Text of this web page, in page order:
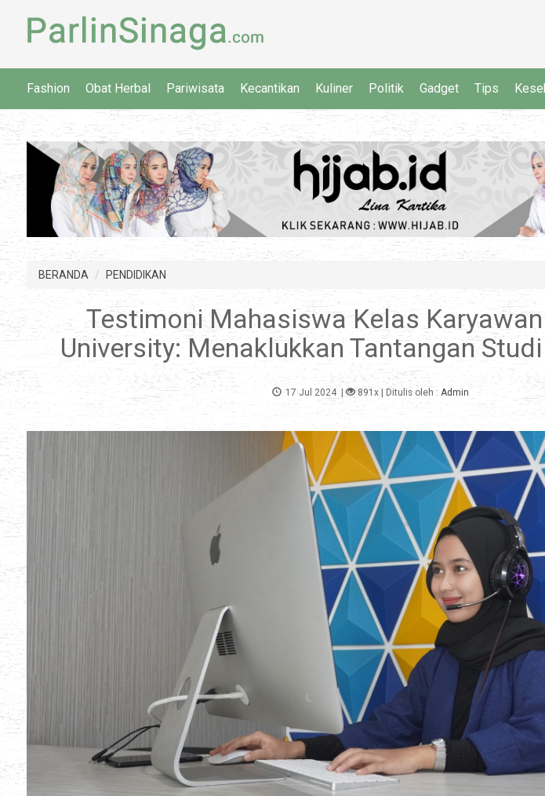
Fashion Obat Herbal Pariwisata Kecantikan Kuliner Politik Gadget Tips
BERANDA PENDIDIKAN
Testimoni Mahasiswa Kelas
University: Menaklukkan Tantangan
17 Jul 2024| 891x| Ditulis oleh : Admin